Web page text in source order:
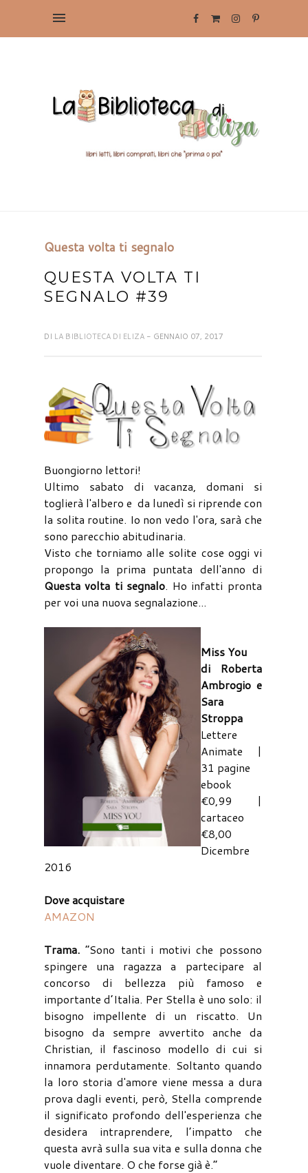
Questa volta ti segnalo
QUESTA VOLTA TI
SEGNALO #39
DI LA BIBLIOTECA DI ELIZA - GENNAIO 07, 2017
Buongiorno lettori!
Ultimo sabato di vacanza, domani si
toglierà l'albero e da lunedì si riprende con
la solita routine. Io non vedo l'ora, sarà che
sono parecchio abitudinaria.
Visto che torniamo alle solite cose oggi vi
propongo la prima puntata dell'anno di
Questa volta ti segnalo. Ho infatti pronta
per voi una nuova segnalazione...
Miss You
di Roberta
Ambrogio e
Sara
Stroppa
Lettere
Animate |
31 pagine
ebook
€0,99 |
cartaceo
€8,00
Dicembre
2016
Dove acquistare
AMAZON
Trama. “Sono tanti i motivi che possono
spingere una ragazza a partecipare al
concorso di bellezza più famoso e
importante d’Italia. Per Stella è uno solo: il
bisogno impellente di un riscatto. Un
bisogno da sempre avvertito anche da
Christian, il fascinoso modello di cui si
innamora perdutamente. Soltanto quando
la loro storia d'amore viene messa a dura
prova dagli eventi, però, Stella comprende
il significato profondo dell'esperienza che
desidera intraprendere, l’impatto che
questa avrà sulla sua vita e sulla donna che
vuole diventare. O che forse già è.”